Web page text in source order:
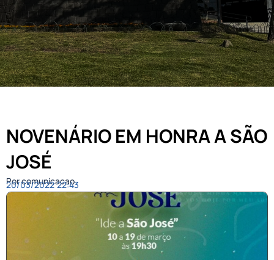
NOVENÁRIO EM HONRA A SÃO
JOSÉ
Por comunicacao
20/03/2022 22:43